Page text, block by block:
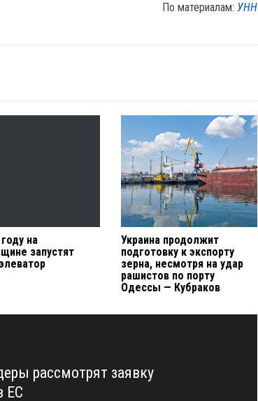
По материалам: УНН
на
запустят
Украина продолжит
подготовку к экспорту
зерна, несмотря на удар
рашистов по порту
Одессы — Кубраков
рассмотрят заявку
ЕС